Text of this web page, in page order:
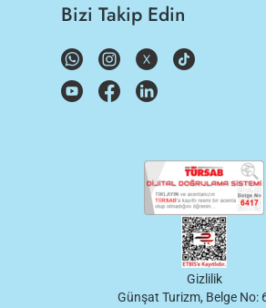
Bizi Takip Edin
Gizlilik
Günşat Turizm, Belge No: